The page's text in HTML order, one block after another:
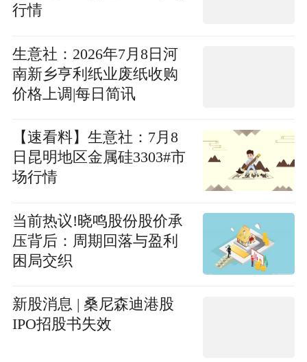
行情
生意社：2026年7月8日河
南新乡亨利纸业废纸收购
价格上调|每日简讯
【速看料】生意社：7月8
日昆明地区金属硅3303#市
场行情
当前热议!晓鸣股份股价承
压背后：周期回落与盈利
困局交织
新股消息 | 桑尼森迪港股
IPO招股书失效